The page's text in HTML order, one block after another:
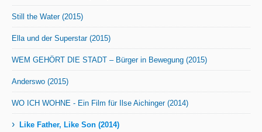
Still the Water (2015)
Ella und der Superstar (2015)
WEM GEHÖRT DIE STADT – Bürger in Bewegung (2015)
Anderswo (2015)
WO ICH WOHNE - Ein Film für Ilse Aichinger (2014)
›
Like Father, Like Son (2014)